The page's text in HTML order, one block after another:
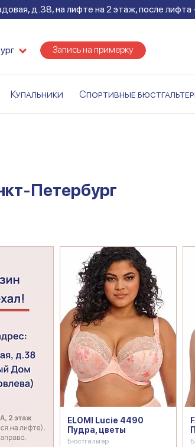
д.38, на лифте на 2 этаж, после
Запись на примерку
Купальники Спортивные
Петербург
ELOMI Lucie 4490
Пудра, цветы
Бюстгальтер